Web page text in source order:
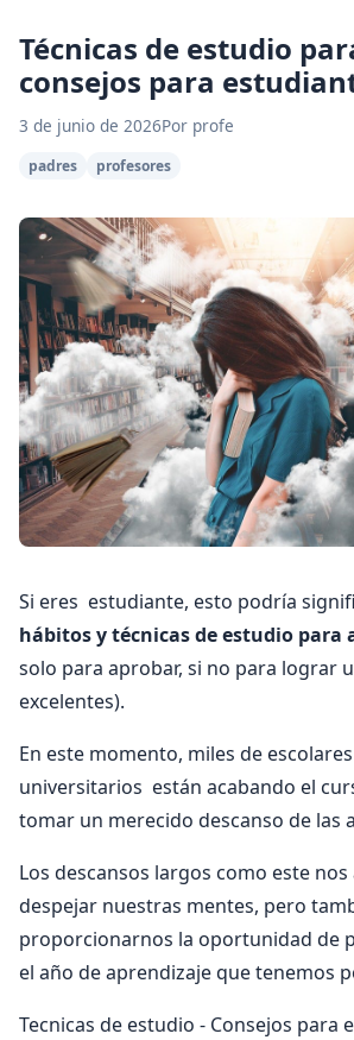
Técnicas de estudio
consejos para
3 de junio de 2026Por profe
padres profesores
Si eres estudiante, esto podría
hábitos y técnicas de estudio para
solo para aprobar, si no para lograr
excelentes).
En este momento, miles de
universitarios están acabando el
tomar un merecido descanso de las
Los descansos largos como este nos
despejar nuestras mentes, pero
proporcionarnos la oportunidad de
el año de aprendizaje que tenemos
Tecnicas de estudio - Consejos para